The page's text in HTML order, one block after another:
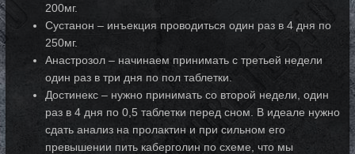
200мг.
Сустанон – инъекция проводиться один раз в 4 дня по
250мг.
Анастрозол – начинаем принимать с третьей недели
один раз в три дня по пол таблетки.
Достинекс – нужно принимать со второй недели, один
раз в 4 дня по 0,5 таблетки перед сном. В идеале нужно
сдать анализ на пролактин и при сильном его
превышении пить каберголин по схеме, что мы